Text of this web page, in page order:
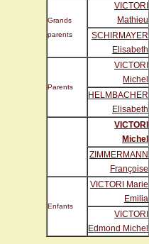
Grands
parents
VICTORI
Mathieu
SCHIRMAYER
Elisabeth
Parents
VICTORI
Michel
HELMBACHER
Elisabeth
VICTORI
Michel
ZIMMERMANN
Françoise
Enfants
VICTORI Marie
Emilia
VICTORI
Edmond Michel